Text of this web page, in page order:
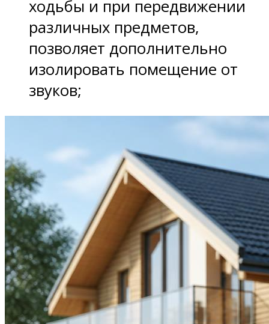
ходьбы и при передвижении
различных предметов,
позволяет дополнительно
изолировать помещение от
звуков;